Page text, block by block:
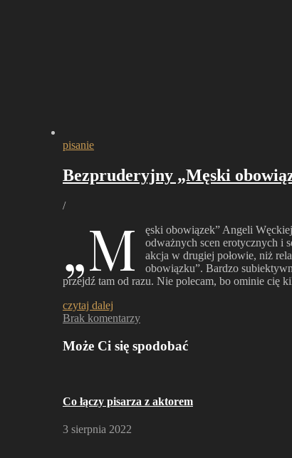
pisanie
Bezpruderyjny „Męski
/
„M
ęski obowiązek” Angeli
odważnych scen erotycznych i
akcja w drugiej połowie, niż
obowiązku”. Bardzo
przejdź tam od razu. Nie polecam, bo ominie cię
czytaj dalej
Brak komentarzy
Może Ci się spodobać
Co łączy pisarza z aktorem
3 sierpnia 2022